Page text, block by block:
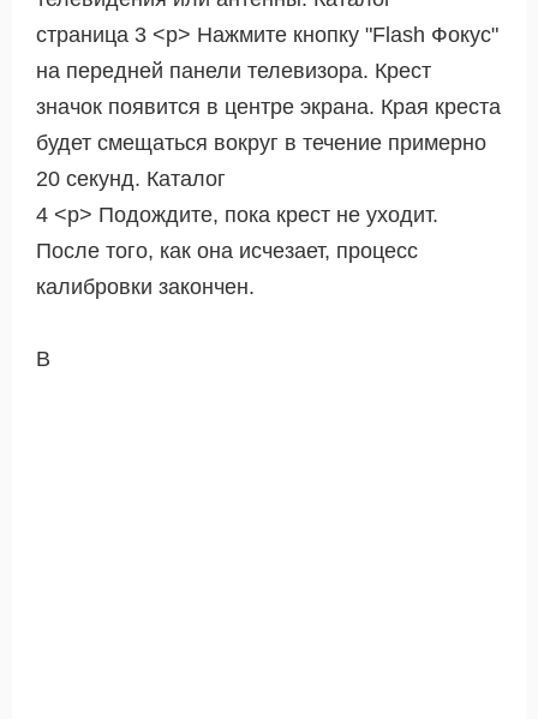
страница 3 <р> Нажмите кнопку "Flash Фокус"
на передней панели телевизора. Крест
значок появится в центре экрана. Края креста
будет смещаться вокруг в течение примерно
20 секунд. Каталог
4 <р> Подождите, пока крест не уходит.
После того, как она исчезает, процесс
калибровки закончен.
В